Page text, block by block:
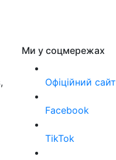
Ми у соцмережах
Офіційний сайт
Facebook
TikTok